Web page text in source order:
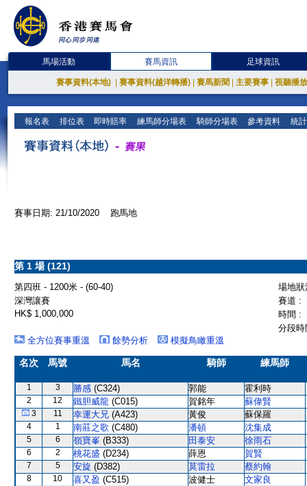
馬場活動 賽馬資訊 足球資訊
賽事資料(本地) 賽事資料(越洋轉播) 賽馬新聞 主要賽事 視聽播
報名表 排位表 即時賠率 練馬師分場表 騎師分場表 參考資料 統
賽事日期: 21/10/2020 跑馬地
第 1 場 (121)
第四班 - 1200米 - (60-40)
場地
深灣讓賽
賽道 :
HK$ 1,000,000
時間 :
分段
全方位賽事重溫
餘勢分析 模擬鳥瞰重溫
名次 馬號 馬名 騎師 練馬師
1 3 勝感 (C324) 郭能 霍利時
2 12 鐵胆威龍 (C015) 賀銘年 蘇偉賢
3 11 幸運大兄 (A423) 黃俊 蘇保羅
4 1 南莊之歌 (C480) 潘頓 沈集成
5 6 嶺寶峯 (B333) 田泰安 徐雨石
6 2 桃花盛 (D234) 薛恩 賀賢
7 5 安旋 (D382) 莫雷拉 蔡約翰
8 10 喜又盈 (C515) 波健士 文家良